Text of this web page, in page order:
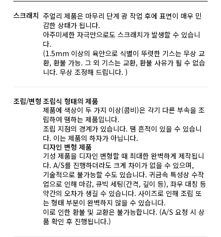
스크래치 주얼리 제품은 마무리 단계 광 작업 후에 표면이 매우 민
감한 상태가 됩니다.
아주미세한 자극만으로도 스크래치가 발생할 수 있습니
다.
(1.5mm 이상의 육안으로 식별이 뚜렷한 기스는 무상 교
환, 환불 가능. 그 외 기스는 교환, 환불 사유가 될 수 없습
니다. 무상 조정해 드립니다. )
조립/변형 조립식 형태의 제품
제품에 색상이 두 가지 이상(콤비)은 각기 다른 부속을 조
립하여 땜하는 제품입니다.
조립 지점의 경계가 있습니다. 땜 흔적이 있을 수 있습니
다. 이는 제품의 하자가 아닙니다.
디자인 변형 제품
기성 제품을 디자인 변형할 때 최대한 완벽하게 제작됩니
다. A/S를 진행하더라도 크게 차이가 없을 수 있으며,
기술적으로 불가능할 수도 있습니다. 귀금속 특성상 수작
업으로 인해 마감, 큐빅 세팅(간격, 깊이 등), 좌우 대칭 등
약간의 오차가 생길 수 있습니다. 사이즈로 인해 조립 또
는 형태 부분이 완벽하지 않을 수 있습니다.
이로 인한 환불 및 교환은 불가능합니다. (A/S 요청 시 상
품 확인 후 진행됩니다.)